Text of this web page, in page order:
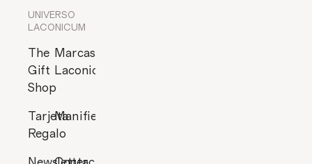
UNIVERSO
LACONICUM
The
Gift
Shop
Marcas
Laconicum
Tarjeta
Regalo
Manifiesto